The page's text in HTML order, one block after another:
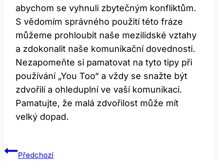
abychom se ⁢vyhnuli zbytečným konfliktům.
S vědomím správného ⁣použití této‌ fráze
můžeme prohloubit naše‍ mezilidské vztahy⁣
a zdokonalit naše komunikační ‌dovednosti.
Nezapomeňte si pamatovat na tyto‍ tipy při
používání „You Too“ a vždy se snažte‌ být
zdvořilí a ohleduplní ve vaší komunikaci.
Pamatujte, že malá zdvořilost může mít‌
velký⁤ dopad.
Navigace
Předchozí